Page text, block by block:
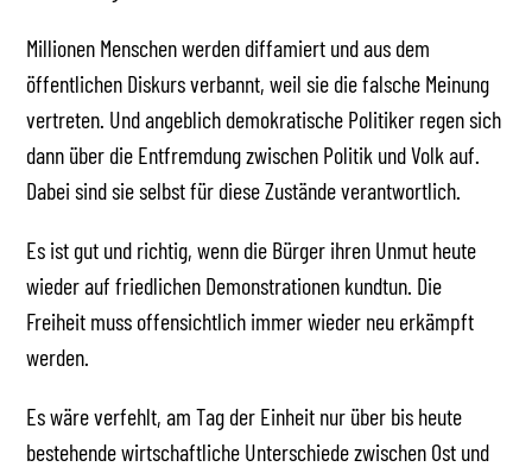
Millionen Menschen werden diffamiert und aus dem
öffentlichen Diskurs verbannt, weil sie die falsche Meinung
vertreten. Und angeblich demokratische Politiker regen sich
dann über die Entfremdung zwischen Politik und Volk auf.
Dabei sind sie selbst für diese Zustände verantwortlich.
Es ist gut und richtig, wenn die Bürger ihren Unmut heute
wieder auf friedlichen Demonstrationen kundtun. Die
Freiheit muss offensichtlich immer wieder neu erkämpft
werden.
Es wäre verfehlt, am Tag der Einheit nur über bis heute
bestehende wirtschaftliche Unterschiede zwischen Ost und